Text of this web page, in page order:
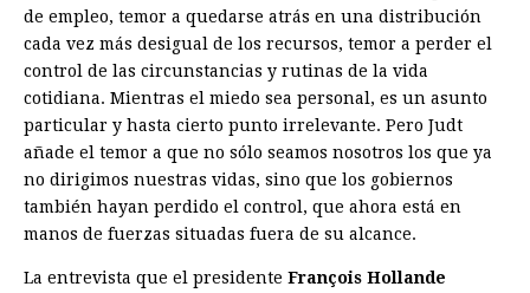
de empleo, temor a quedarse atrás en una distribución
cada vez más desigual de los recursos, temor a perder el
control de las circunstancias y rutinas de la vida
cotidiana. Mientras el miedo sea personal, es un asunto
particular y hasta cierto punto irrelevante. Pero Judt
añade el temor a que no sólo seamos nosotros los que ya
no dirigimos nuestras vidas, sino que los gobiernos
también hayan perdido el control, que ahora está en
manos de fuerzas situadas fuera de su alcance.
La entrevista que el presidente François Hollande